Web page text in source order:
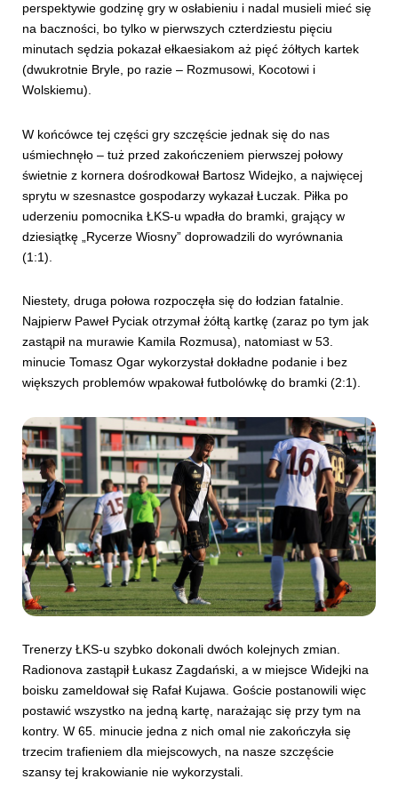
perspektywie godzinę gry w osłabieniu i nadal musieli mieć się
na baczności, bo tylko w pierwszych czterdziestu pięciu
minutach sędzia pokazał ełkaesiakom aż pięć żółtych kartek
(dwukrotnie Bryle, po razie – Rozmusowi, Kocotowi i
Wolskiemu).
W końcówce tej części gry szczęście jednak się do nas
uśmiechnęło – tuż przed zakończeniem pierwszej połowy
świetnie z kornera dośrodkował Bartosz Widejko, a najwięcej
sprytu w szesnastce gospodarzy wykazał Łuczak. Piłka po
uderzeniu pomocnika ŁKS-u wpadła do bramki, grający w
dziesiątkę „Rycerze Wiosny” doprowadzili do wyrównania
(1:1).
Niestety, druga połowa rozpoczęła się do łodzian fatalnie.
Najpierw Paweł Pyciak otrzymał żółtą kartkę (zaraz po tym jak
zastąpił na murawie Kamila Rozmusa), natomiast w 53.
minucie Tomasz Ogar wykorzystał dokładne podanie i bez
większych problemów wpakował futbolówkę do bramki (2:1).
Trenerzy ŁKS-u szybko dokonali dwóch kolejnych zmian.
Radionova zastąpił Łukasz Zagdański, a w miejsce Widejki na
boisku zameldował się Rafał Kujawa. Goście postanowili więc
postawić wszystko na jedną kartę, narażając się przy tym na
kontry. W 65. minucie jedna z nich omal nie zakończyła się
trzecim trafieniem dla miejscowych, na nasze szczęście
szansy tej krakowianie nie wykorzystali.